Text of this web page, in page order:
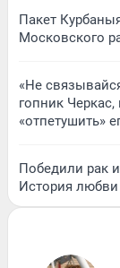
Пакет
Московского
«Не
гопник
«отпетушить»
Победили рак
История любви